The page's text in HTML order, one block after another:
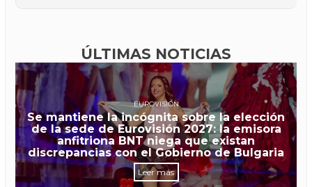
ÚLTIMAS NOTICIAS
EUROVISIÓN
Se mantiene la incógnita sobre la elección
de la sede de Eurovisión 2027: la emisora
anfitriona BNT niega que existan
discrepancias con el Gobierno de Bulgaria
Leer más